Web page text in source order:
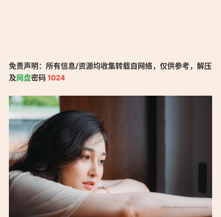
免责声明：所有信息/资源均收集转载自网络，仅供参考，解压
及网盘密码1024